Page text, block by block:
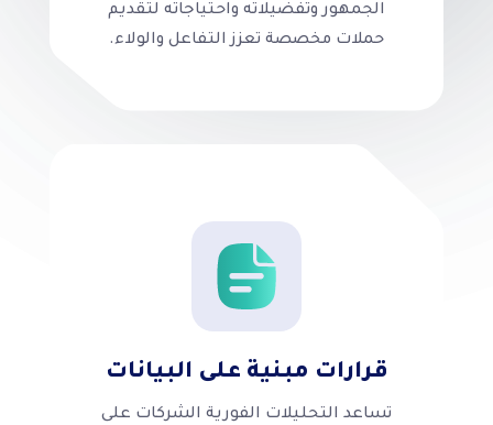
الجمهور وتفضيلاته واحتياجاته لتقديم
حملات مخصصة تعزز التفاعل والولاء.
قرارات مبنية على البيانات
تساعد التحليلات الفورية الشركات على